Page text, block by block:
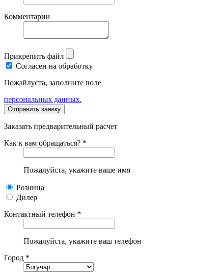
Комментарии
Прикрепить файл
Согласен на обработку
Пожайлуста, заполните поле
персональных данных.
Заказать предварительный расчет
Как к вам обращаться? *
Пожалуйста, укажите ваше имя
Розница
Дилер
Контактный телефон *
Пожалуйста, укажите ваш телефон
Город *